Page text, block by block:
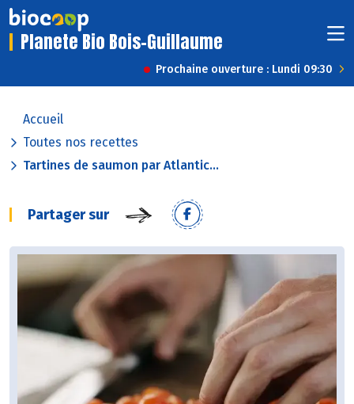
Planete Bio Bois-Guillaume
Prochaine ouverture : Lundi 09:30
Accueil
Toutes nos recettes
Tartines de saumon par Atlantic...
Partager sur